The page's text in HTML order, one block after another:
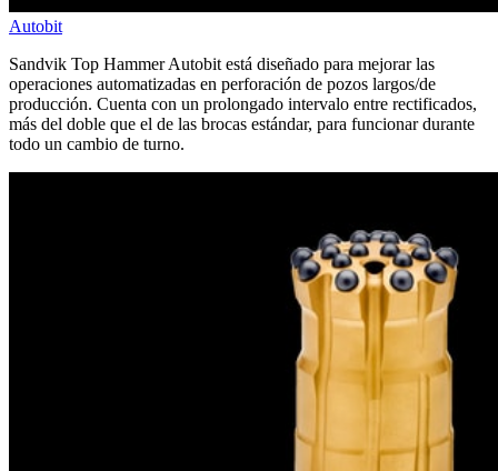
Autobit
Sandvik Top Hammer Autobit está diseñado para mejorar las
operaciones automatizadas en perforación de pozos largos/de
producción. Cuenta con un prolongado intervalo entre rectificados,
más del doble que el de las brocas estándar, para funcionar durante
todo un cambio de turno.